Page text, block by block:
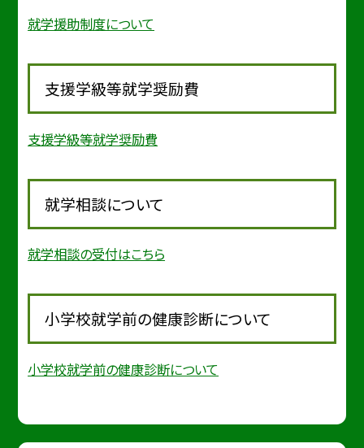
就学援助制度について
支援学級等就学奨励費
支援学級等就学奨励費
就学相談について
就学相談の受付はこちら
小学校就学前の健康診断について
小学校就学前の健康診断について